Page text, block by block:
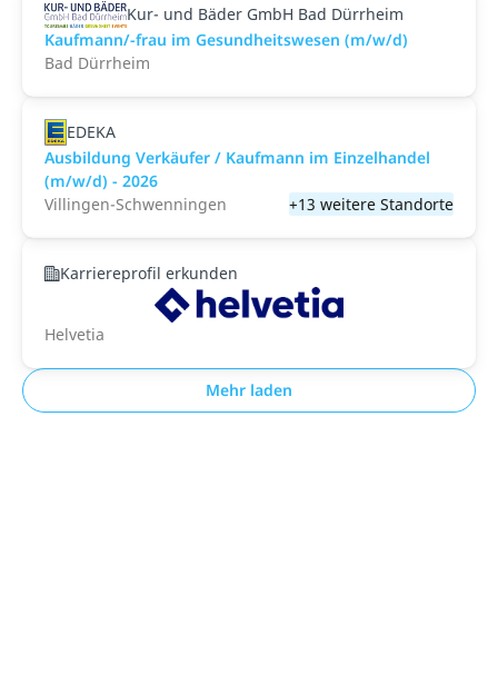
Kur- und Bäder GmbH Bad Dürrheim
Kaufmann/-frau im Gesundheitswesen (m/w/d)
Bad Dürrheim
EDEKA
Ausbildung Verkäufer / Kaufmann im Einzelhandel
(m/w/d) - 2026
Villingen-Schwenningen
+13 weitere Standorte
Karriereprofil erkunden
Helvetia
Mehr laden